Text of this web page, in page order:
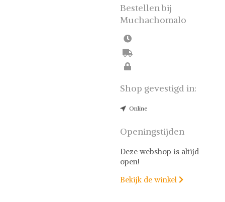
Bestellen bij
Muchachomalo
Shop gevestigd in:
Online
Openingstijden
Deze webshop is altijd
open!
Bekijk de winkel 